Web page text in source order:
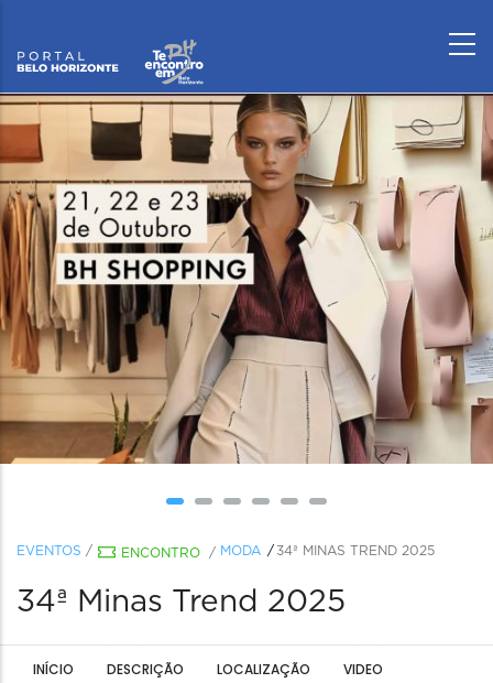
EVENTOS / ENCONTRO / MODA 34ª MINAS TREND 2025
34ª Minas Trend 2025
INÍCIO DESCRIÇÃO LOCALIZAÇÃO VIDEO